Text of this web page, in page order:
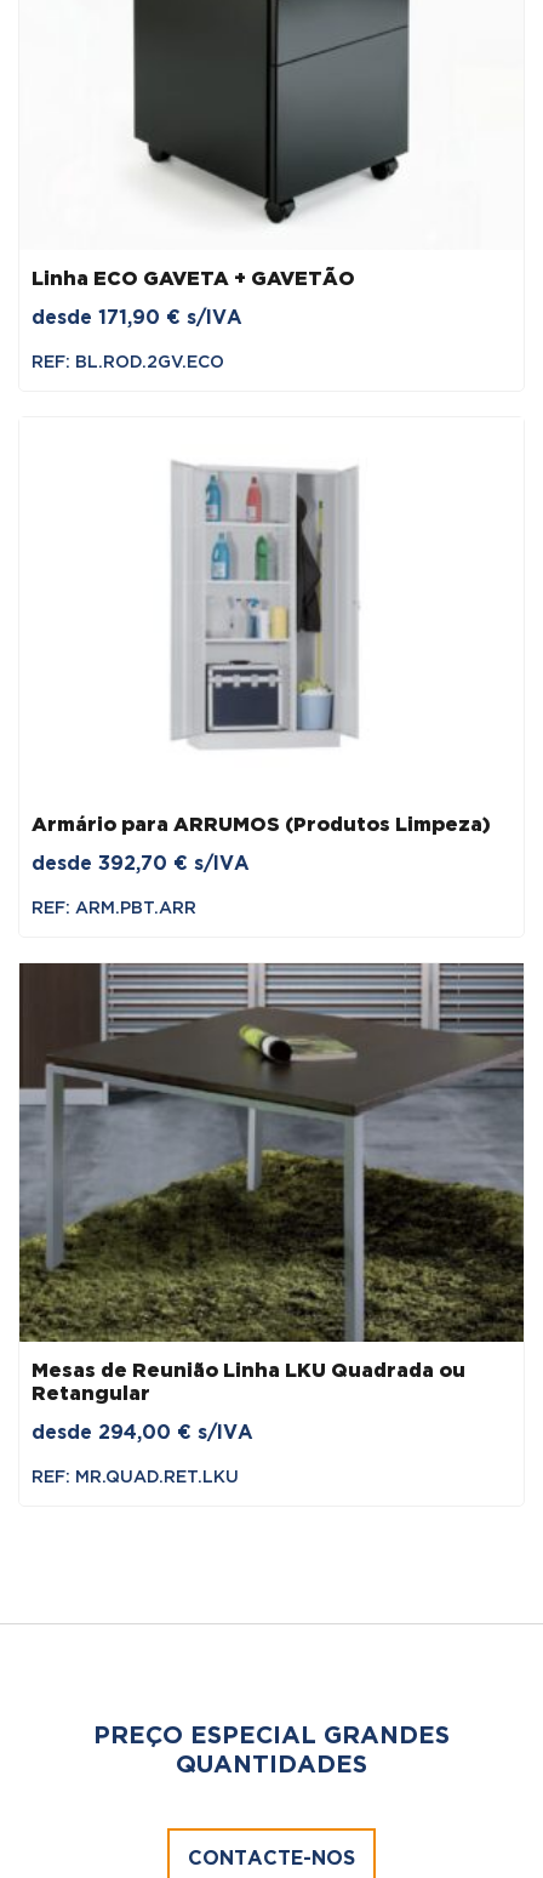
Linha ECO GAVETA + GAVETÃO
desde 171,90 € s/IVA
REF: BL.ROD.2GV.ECO
Armário para ARRUMOS (Produtos Limpeza)
desde 392,70 € s/IVA
REF: ARM.PBT.ARR
Mesas de Reunião Linha LKU Quadrada ou
Retangular
desde 294,00 € s/IVA
REF: MR.QUAD.RET.LKU
PREÇO ESPECIAL GRANDES
QUANTIDADES
CONTACTE-NOS